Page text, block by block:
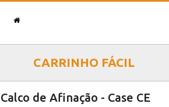
CARRINHO FÁCIL
Calco de Afinação - Case CE